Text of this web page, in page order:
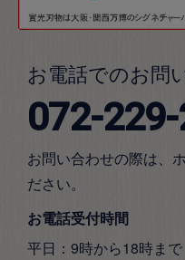
お電話でのお問
072-
お問い合わせの際は、
ださい。
お電話受付時間
平日：9時から18時まで